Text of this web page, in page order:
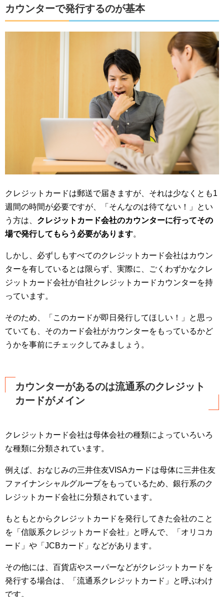
カウンターで発行するのが基本
クレジットカードは郵送で届きますが、それは少なくとも1
週間の時間が必要ですが、「そんなのは待てない！」とい
う方は、 クレジットカード会社のカウンターに行ってその
場で発行してもらう必要があります。
しかし、必ずしもすべてのクレジットカード会社はカウン
ターを有しているとは限らず、実際に、ごくわずかなクレ
ジットカード会社が自社クレジットカードカウンターを持
っています。
そのため、「このカードが即日発行してほしい！」と思っ
ていても、そのカード会社がカウンターをもっているかど
うかを事前にチェックしてみましょう。
カウンターがあるのは流通系のクレジット
カードがメイン
クレジットカード会社は母体会社の種類によっていろいろ
な種類に分類されています。
例えば、おなじみの三井住友VISAカードは母体に三井住友
ファイナンシャルグループをもっているため、銀行系のク
レジットカード会社に分類されています。
もともとからクレジットカードを発行してきた会社のこと
を「信販系クレジットカード会社」と呼んで、「オリコカ
ード」や「JCBカード」などがあります。
その他には、百貨店やスーパーなどがクレジットカードを
発行する場合は、「流通系クレジットカード」と呼ぶわけ
です。